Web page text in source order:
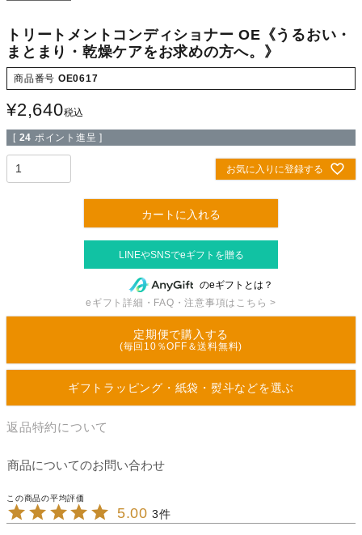
トリートメントコンディショナー OE《うるおい・
まとまり・乾燥ケアをお求めの方へ。》
商品番号 OE0617
¥2,640税込
[ 24 ポイント進呈 ]
お気に入りに登録する
カートに入れる
のeギフトとは？
eギフト詳細・FAQ・注意事項はこちら >
定期便で購入する
(毎回10％OFF＆送料無料)
ギフトラッピング・紙袋・熨斗などを選ぶ
返品特約について
商品についてのお問い合わせ
5.00 3